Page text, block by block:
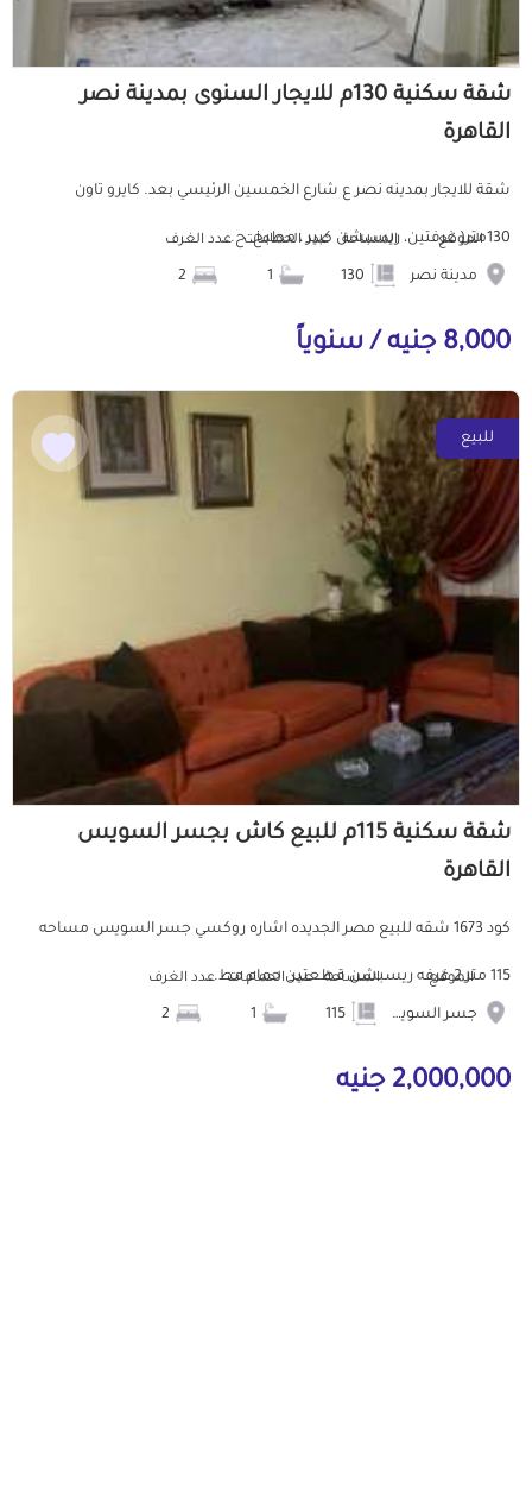
شقة سكنية 130م للايجار السنوى بمدينة نصر
القاهرة
شقة للايجار بمدينه نصر ع شارع الخمسين الرئيسي بعد. كايرو تاون
130متر( غرفتين، ريسبشن كبير ، مطبخ، ح... الموقع
مدينة نصر
المساحة عدد الحمامات عدد الغرف
8,000 جنيه / سنوياً
للبيع
شقة سكنية 115م للبيع كاش بجسر السويس
القاهرة
كود 1673 شقه للبيع مصر الجديده اشاره روكسي جسر السويس مساحه
115 متر 2 غرفه ريسبشن قطعتين حمام مط... الموقع
جسر السويس
المساحة عدد الحمامات عدد الغرف
2,000,000 جنيه